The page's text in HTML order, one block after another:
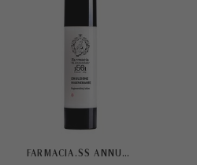
FARMACIA.SS ANNUNZIATA 1561